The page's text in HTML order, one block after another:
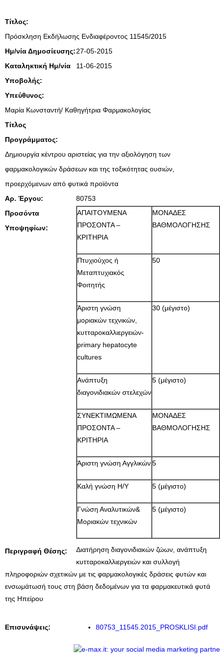
Τίτλος:
Πρόσκληση Εκδήλωσης Ενδιαφέροντος 11545/2015
Ημ/νία Δημοσίευσης:27-05-2015
Καταληκτική Ημ/νία
Υποβολής:
11-06-2015
Υπεύθυνος:
Μαρία Κωνσταντή/ Καθηγήτρια Φαρμακολογίας
Τίτλος
Προγράμματος:
Δημιουργία κέντρου αριστείας για την αξιολόγηση των
φαρμακολογικών δράσεων και της τοξικότητας ουσιών,
προερχόμενων από φυτικά προϊόντα
Αρ. Έργου:
80753
Προσόντα
Υποψηφίων:
ΑΠΑΙΤΟΥΜΕΝΑ
ΠΡΟΣΟΝΤΑ –
ΚΡΙΤΗΡΙΑ
ΜΟΝΑΔΕΣ
ΒΑΘΜΟΛΟΓΗΣΗΣ
Πτυχιούχος ή
Μεταπτυχιακός
Φοιτητής
50
Άριστη γνώση
μοριακών τεχνικών,
κυτταροκαλλιεργειών-
primary hepatocyte
cultures
30 (μέγιστο)
Ανάπτυξη
διαγονιδιακών στελεχών
5 (μέγιστο)
ΣΥΝΕΚΤΙΜΩΜΕΝΑ
ΠΡΟΣΟΝΤΑ –
ΚΡΙΤΗΡΙΑ
ΜΟΝΑΔΕΣ
ΒΑΘΜΟΛΟΓΗΣΗΣ
Άριστη γνώση Αγγλικών5
Καλή γνώση Η/Υ 5 (μέγιστο)
Γνώση Αναλυτικών&
Μοριακών τεχνικών
5 (μέγιστο)
Περιγραφή Θέσης:
Διατήρηση διαγονιδιακών ζώων, ανάπτυξη
κυτταροκαλλιεργειών και συλλογή
πληροφοριών σχετικών με τις φαρμακολογικές δράσεις φυτών και
ενσωμάτωσή τους στη βάση δεδομένων για τα φαρμακευτικά φυτά
της Ηπείρου
Επισυνάψεις: 80753_11545.2015_PROSKLISI.pdf